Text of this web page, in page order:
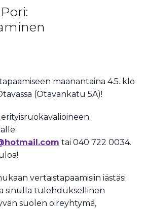
maanantaina 4.5. klo
(Otavankatu 5A)!
erityisruokavalioineen
tai 040 722 0034.
vertaistapaamisiin iästäsi
sinulla tulehduksellinen
suolen oireyhtymä,